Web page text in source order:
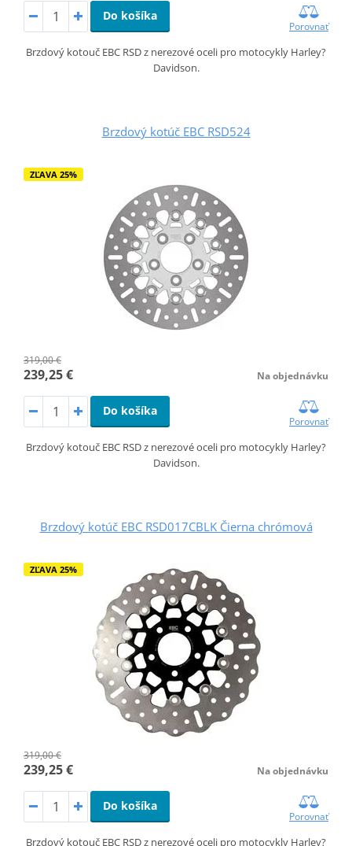
Do košíka
Porovnať
Brzdový kotouč EBC RSD z nerezové oceli pro motocykly Harley?
Davidson.
Brzdový kotúč EBC RSD524
ZĽAVA 25%
319,00 €
239,25 € Na objednávku
Do košíka
Porovnať
Brzdový kotouč EBC RSD z nerezové oceli pro motocykly Harley?
Davidson.
Brzdový kotúč EBC RSD017CBLK Čierna chrómová
ZĽAVA 25%
319,00 €
239,25 € Na objednávku
Do košíka
Porovnať
Brzdový kotouč EBC RSD z nerezové oceli pro motocykly Harley?